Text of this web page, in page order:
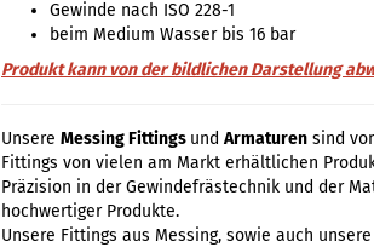
Gewinde nach ISO 228-1
beim Medium Wasser bis 16 bar
Produkt kann von der bildlichen Darstellung
Unsere Messing Fittings und Armaturen sind
Fittings von vielen am Markt erhältlichen
Präzision in der Gewindefrästechnik und der
hochwertiger Produkte.
Unsere Fittings aus Messing, sowie auch unsere